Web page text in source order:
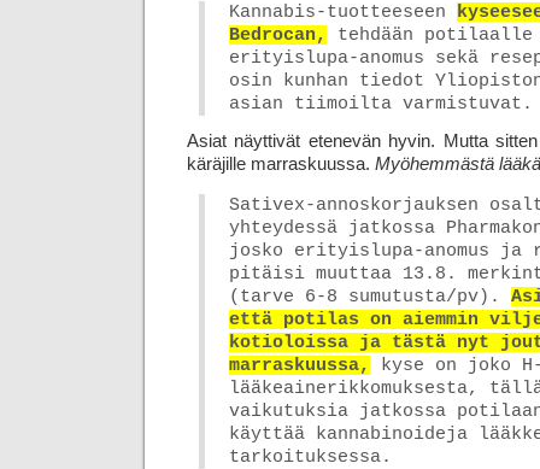
Kannabis-tuotteeseen
Bedrocan,
tehdään potilaalle
erityislupa-anomus sekä
osin kunhan tiedot
asian tiimoilta varmistuvat.
Asiat näyttivät etenevän hyvin. Mutta
käräjille marraskuussa. Myöhemmästä
Sativex-annoskorjauksen
yhteydessä jatkossa
josko erityislupa-anomus ja
pitäisi muuttaa 13.8.
(tarve 6-8 sumutusta/pv).
että potilas on aiemmin
kotioloissa ja tästä nyt
marraskuussa,
kyse on joko
lääke­aine­rikkomuksesta,
vaikutuksia jatkossa
käyttää kannabinoideja
tarkoituksessa.